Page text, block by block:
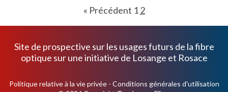
« Précédent 1 2
Site de prospective sur les usages futurs de la fibre
optique sur une initiative de Losange et Rosace
Politique relative à la vie privée- Conditions générales d'utilisation